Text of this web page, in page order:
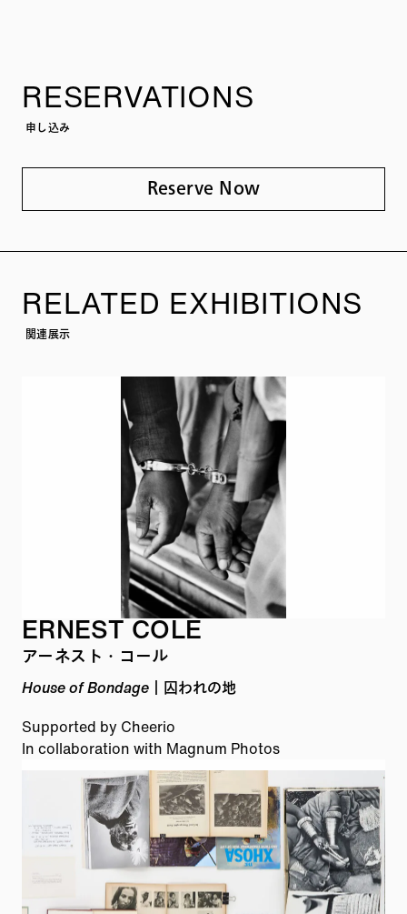
RESERVATIONS
申し込み
Reserve Now
RELATED EXHIBITIONS
関連展示
ERNEST COLE
アーネスト・コール
House of Bondage｜囚われの地
Supported by Cheerio
In collaboration with Magnum Photos